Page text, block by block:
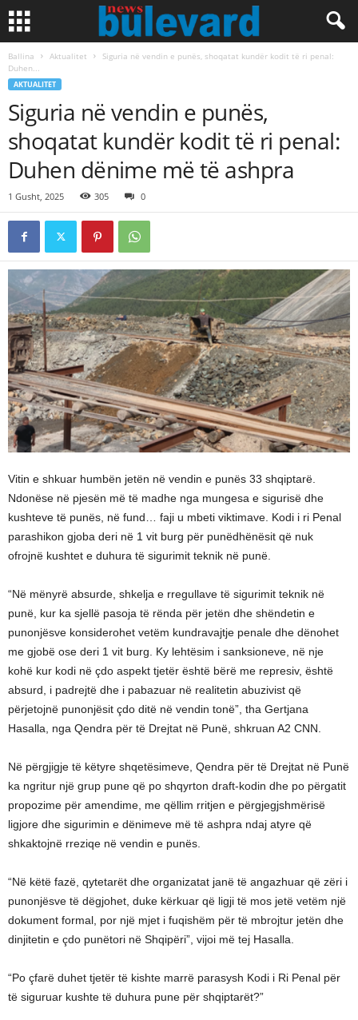
Ballina Aktualitet
Siguria në vendin e punës, shoqatat kundër kodit të ri penal:
Duhen...
AKTUALITET
Siguria në vendin e punës,
shoqatat kundër kodit të ri penal:
Duhen dënime më të ashpra
1 Gusht, 2025 305 0
Vitin e shkuar humbën jetën në vendin e punës 33 shqiptarë.
Ndonëse në pjesën më të madhe nga mungesa e sigurisë dhe
kushteve të punës, në fund… faji u mbeti viktimave. Kodi i ri Penal
parashikon gjoba deri në 1 vit burg për punëdhënësit që nuk
ofrojnë kushtet e duhura të sigurimit teknik në punë.
“Në mënyrë absurde, shkelja e rregullave të sigurimit teknik në
punë, kur ka sjellë pasoja të rënda për jetën dhe shëndetin e
punonjësve konsiderohet vetëm kundravajtje penale dhe dënohet
me gjobë ose deri 1 vit burg. Ky lehtësim i sanksioneve, në nje
kohë kur kodi në çdo aspekt tjetër është bërë me represiv, është
absurd, i padrejtë dhe i pabazuar në realitetin abuzivist që
përjetojnë punonjësit çdo ditë në vendin tonë”, tha Gertjana
Hasalla, nga Qendra për të Drejtat në Punë, shkruan A2 CNN.
Në përgjigje të këtyre shqetësimeve, Qendra për të Drejtat në Punë
ka ngritur një grup pune që po shqyrton draft-kodin dhe po përgatit
propozime për amendime, me qëllim rritjen e përgjegjshmërisë
ligjore dhe sigurimin e dënimeve më të ashpra ndaj atyre që
shkaktojnë rreziqe në vendin e punës.
“Në këtë fazë, qytetarët dhe organizatat janë të angazhuar që zëri i
punonjësve të dëgjohet, duke kërkuar që ligji të mos jetë vetëm një
dokument formal, por një mjet i fuqishëm për të mbrojtur jetën dhe
dinjitetin e çdo punëtori në Shqipëri”, vijoi më tej Hasalla.
“Po çfarë duhet tjetër të kishte marrë parasysh Kodi i Ri Penal për
të siguruar kushte të duhura pune për shqiptarët?”